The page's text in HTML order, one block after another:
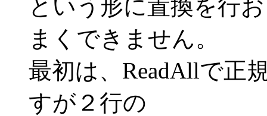
という形に置換を行
まくできません。
最初は、ReadAllで正
すが２行の